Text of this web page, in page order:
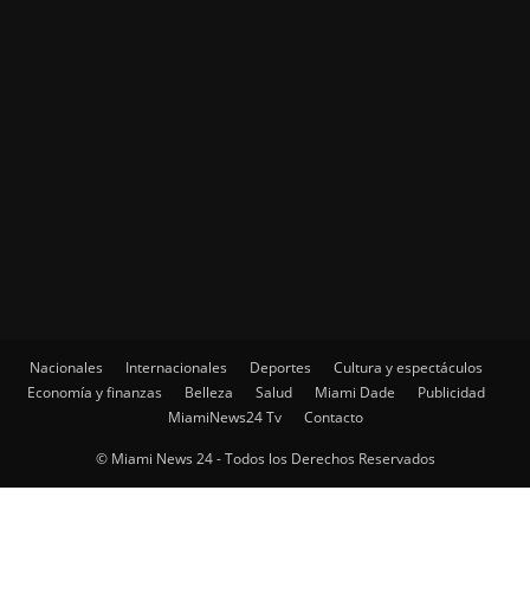
Nacionales Internacionales Deportes
Cultura y espectáculos
Economía y finanzas
Belleza Salud Miami Dade
Publicidad
MiamiNews24 Tv
Contacto
© Miami News 24 - Todos los Derechos Reservados